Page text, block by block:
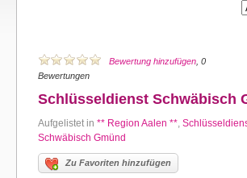
Bewertung hinzufügen , 0
Bewertungen
Schlüsseldienst Schwäbisch
Aufgelistet in ** Region Aalen **,
Schwäbisch Gmünd
Zu Favoriten hinzufügen